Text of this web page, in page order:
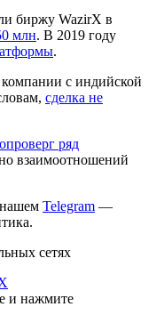
биржу WazirX в
млн. В 2019 году
.
компании с индийской
сделка не
опроверг ряд
взаимоотношений
Telegram —
сетях
и нажмите